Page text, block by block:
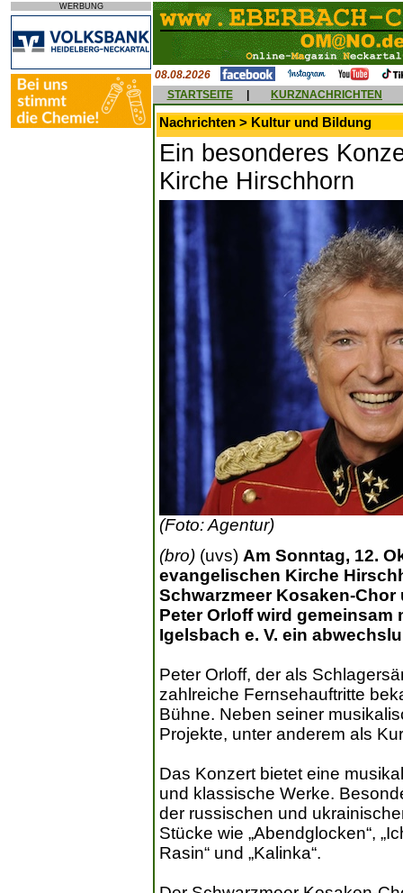
WERBUNG
08.08.2026
STARTSEITE
KURZNACHRICHTEN
Nachrichten > Kultur und Bildung
Ein besonderes
Kirche Hirschhorn
(Foto: Agentur)
(bro) (uvs) Am Sonntag, 12.
evangelischen Kirche
Schwarzmeer Kosaken-
Peter Orloff wird gemeinsam
Igelsbach e. V. ein
Peter Orloff, der als
zahlreiche Fernsehauftritte
Bühne. Neben seiner
Projekte, unter anderem als
Das Konzert bietet eine
und klassische Werke.
der russischen und
Stücke wie „Abendglocken“,
Rasin“ und „Kalinka“.